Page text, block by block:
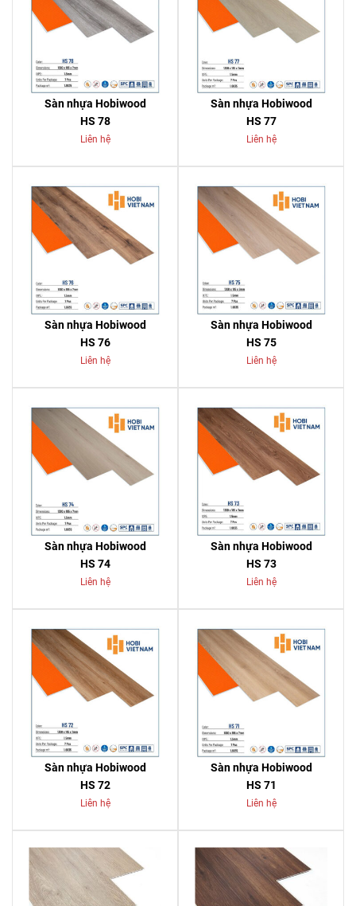
Sàn nhựa Hobiwood
HS 78
Liên hệ
Sàn nhựa Hobiwood
HS 77
Liên hệ
Sàn nhựa Hobiwood
HS 76
Liên hệ
Sàn nhựa Hobiwood
HS 75
Liên hệ
Sàn nhựa Hobiwood
HS 74
Liên hệ
Sàn nhựa Hobiwood
HS 73
Liên hệ
Sàn nhựa Hobiwood
HS 72
Liên hệ
Sàn nhựa Hobiwood
HS 71
Liên hệ